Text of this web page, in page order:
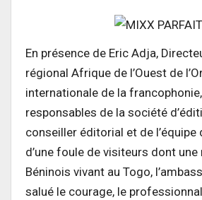
En présence de Eric Adja,
régional Afrique de l’Ouest de
internationale de la
responsables de la société
conseiller éditorial et de l’équipe
d’une foule de visiteurs dont
Béninois vivant au Togo,
salué le courage, le